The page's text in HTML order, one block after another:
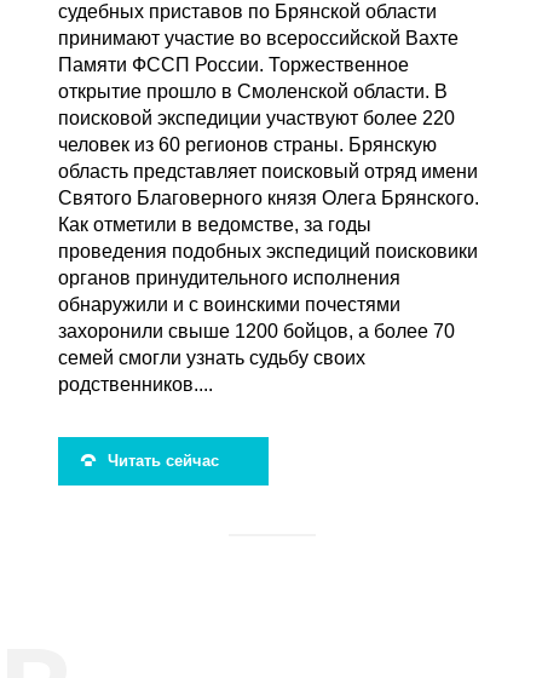
судебных приставов по Брянской области
принимают участие во всероссийской Вахте
Памяти ФССП России. Торжественное
открытие прошло в Смоленской области. В
поисковой экспедиции участвуют более 220
человек из 60 регионов страны. Брянскую
область представляет поисковый отряд имени
Святого Благоверного князя Олега Брянского.
Как отметили в ведомстве, за годы
проведения подобных экспедиций поисковики
органов принудительного исполнения
обнаружили и с воинскими почестями
захоронили свыше 1200 бойцов, а более 70
семей смогли узнать судьбу своих
родственников....
Читать сейчас